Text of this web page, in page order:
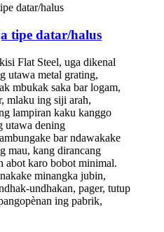
tipe datar/halus
Flat Steel, uga dikenal
utawa metal grating,
mbukak saka bar logam,
mlaku ing siji arah,
lampiran kaku kanggo
utawa dening
bar ndawakake
mau, kang dirancang
abot karo bobot minimal.
minangka jubin,
undhakan, pager, tutup
ing pabrik,